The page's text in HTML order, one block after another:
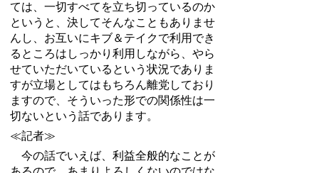
ては、一切すべてを立ち切っているのか
というと、決してそんなこともありませ
んし、お互いにキブ＆テイクで利用でき
るところはしっかり利用しながら、やら
せていただいているという状況でありま
すが立場としてはもちろん離党しており
ますので、そういった形での関係性は一
切ないという話であります。
≪記者≫
今の話でいえば、利益全般的なことが